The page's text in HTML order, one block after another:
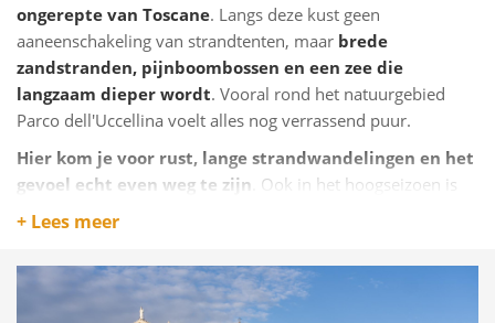
ongerepte van Toscane. Langs deze kust geen
aaneenschakeling van strandtenten, maar brede
zandstranden, pijnboombossen en een zee die
langzaam dieper wordt. Vooral rond het natuurgebied
Parco dell'Uccellina voelt alles nog verrassend puur.
Hier kom je voor rust, lange strandwandelingen en het
gevoel echt even weg te zijn
. Ook in het hoogseizoen is
het eenvoudig een rustig plekje te vinden. De stranden bij
natuur en zee graag combineert met ruimte en vrijheid.De
Maremma is Toscane op z'n meest ontspannen.
+ Lees meer